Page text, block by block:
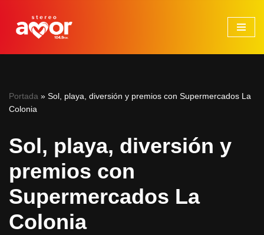
Saltar
Portada » Sol, playa, diversión y premios con Supermercados La
Colonia
Sol, playa, diversión y
premios con
Supermercados La
Colonia